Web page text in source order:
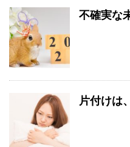
不確実な
片付けは